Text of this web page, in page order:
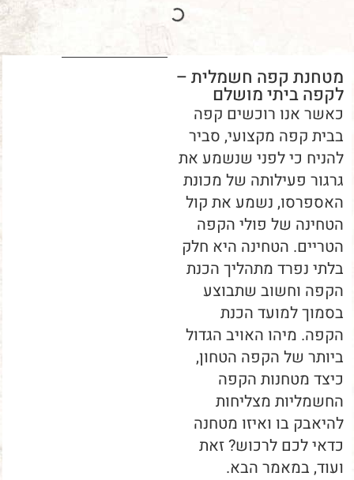
מטחנת קפה חשמלית –
לקפה ביתי מושלם
כאשר אנו רוכשים קפה
בבית קפה מקצועי, סביר
להניח כי לפני שנשמע את
גרגור פעילותה של מכונת
האספרסו, נשמע את קול
הטחינה של פולי הקפה
הטריים. הטחינה היא חלק
בלתי נפרד מתהליך הכנת
הקפה וחשוב שתבוצע
בסמוך למועד הכנת
הקפה. מיהו האויב הגדול
ביותר של הקפה הטחון,
כיצד מטחנות הקפה
החשמליות מצליחות
להיאבק בו ואיזו מטחנה
כדאי לכם לרכוש? זאת
ועוד, במאמר הבא.